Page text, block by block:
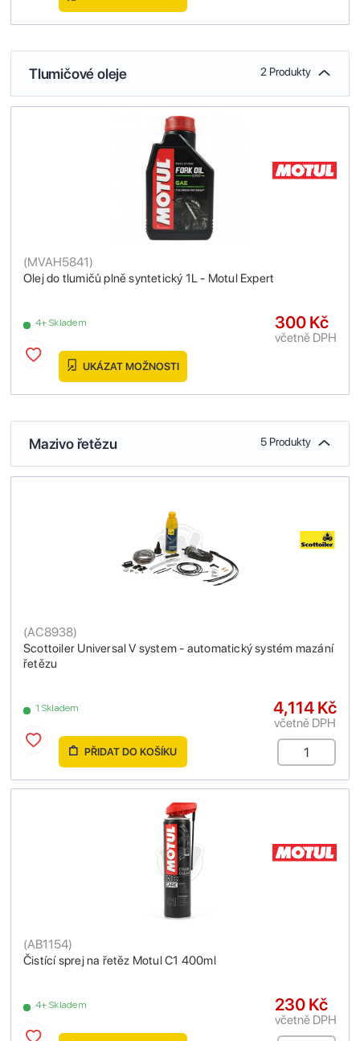
Tlumičové oleje 2 Produkty
Olej do tlumičů plně syntetický 1L - Motul Expert
(MVAH5841)
4+ Skladem 300 Kč
včetně DPH
UKÁZAT MOŽNOSTI
Mazivo řetězu 5 Produkty
Scottoiler Universal V system - automatický systém mazání
řetězu
(AC8938)
1 Skladem 4,114 Kč
včetně DPH
PŘIDAT DO KOŠÍKU
Čistící sprej na řetěz Motul C1 400ml
(AB1154)
4+ Skladem 230 Kč
včetně DPH